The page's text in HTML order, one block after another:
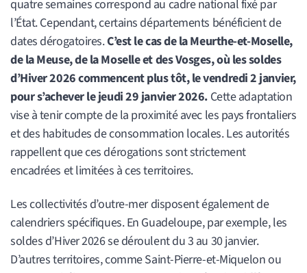
quatre semaines correspond au cadre national fixé par
l’État. Cependant, certains départements bénéficient de
dates dérogatoires.C’est le cas de la Meurthe-et-Moselle,
de la Meuse, de la Moselle et des Vosges, où les soldes
d’Hiver 2026 commencent plus tôt, le vendredi 2 janvier,
pour s’achever le jeudi 29 janvier 2026. Cette adaptation
vise à tenir compte de la proximité avec les pays frontaliers
et des habitudes de consommation locales. Les autorités
rappellent que ces dérogations sont strictement
encadrées et limitées à ces territoires.
Les collectivités d’outre-mer disposent également de
calendriers spécifiques. En Guadeloupe, par exemple, les
soldes d’Hiver 2026 se déroulent du 3 au 30 janvier.
D’autres territoires, comme Saint-Pierre-et-Miquelon ou